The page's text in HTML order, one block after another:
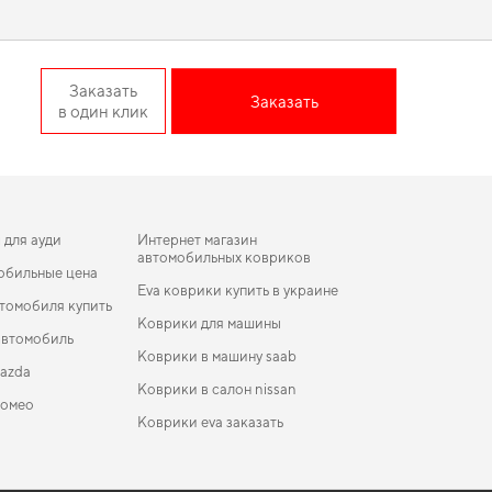
Заказать
в один клик
Заказать
ауди
цена
купить
Интернет магазин
автомобильных ковриков
Eva коврики купить в украине
Коврики для машины
Коврики в машину saab
Коврики в салон nissan
Коврики eva заказать